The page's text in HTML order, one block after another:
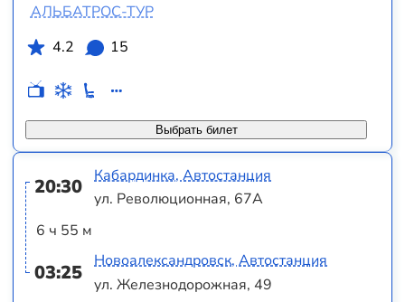
Выбрать билет
АЛЬБАТРОС-ТУР
4.2
15
20:30
6 ч 55 м
03:25
Кабардинка, Автостанция
ул. Революционная, 67А
Новоалександровск, Автостанция
ул. Железнодорожная, 49